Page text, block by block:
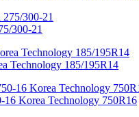
300-21
Technology 185/195R14
16 Korea Technology 750R16